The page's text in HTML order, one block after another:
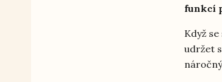
funkcí
Když
udržet